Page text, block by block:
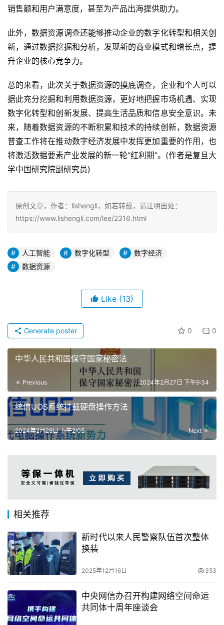
销售额和用户满意度，甚至为产品出海提供助力。
此外，数据资源调查还能够推动企业的数字化转型和相关创
新，通过数据挖掘和分析，发现新的商业模式和增长点，提
升企业的核心竞争力。
总的来看，此次关于数据资源的摸底调查，企业和个人可以
据此充分挖掘和利用数据资源，更好地把握市场机遇、实现
数字化转型和创新发展、提高生活品质和信息安全意识。未
来，随着数据资源的不断积累和技术的持续创新，数据资源
普查工作将在推动数字经济发展中发挥更加重要的作用，也
将激活数据要素产业发展的新一轮“红利期”。(作者是复旦大
学中国研究院副研究员)
原创文章，作者：lishengli，如若转载，请注明出处：
https://www.lishengli.com/lee/2316.html
人工智能 数字化转型
数字经济
数据资源
Like (13)
0 0
Generate poster
中华人民共和国保守国家秘密法
Previous 2024年2月27日 下午9:34
统信UOS系统挂载硬盘操作方法
Next
2024年2月28日 下午2:05
相关推荐
新时代以来人民警察队伍首次整体
换装
2025年12月16日 353
中央网信办召开构建网络空间命运
共同体十周年座谈会